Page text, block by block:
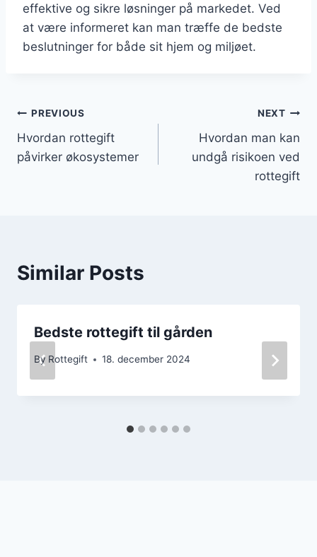
effektive og sikre løsninger på markedet. Ved
at være informeret kan man træffe de bedste
beslutninger for både sit hjem og miljøet.
Indlægsnavigation
PREVIOUS
Hvordan rottegift
påvirker økosystemer
NEXT
Hvordan man kan
undgå risikoen ved
rottegift
Similar Posts
Bedste rottegift til gården
By Rottegift 18. december 2024